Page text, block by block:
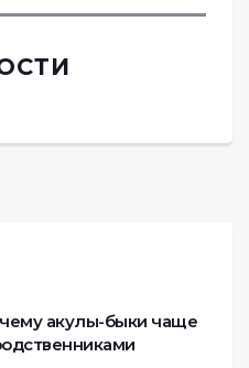
акулы-быки чаще